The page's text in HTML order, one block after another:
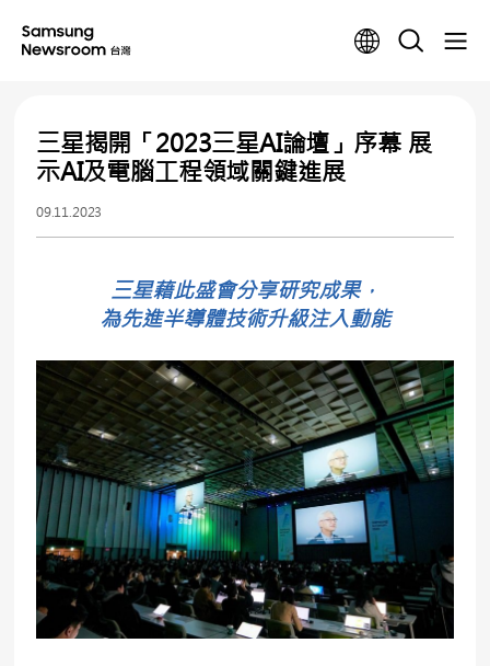
三星揭開「2023三星AI論壇」序幕 展
示AI及電腦工程領域關鍵進展
09.11.2023
三星藉此盛會分享研究成果，
為先進半導體技術升級注入動能